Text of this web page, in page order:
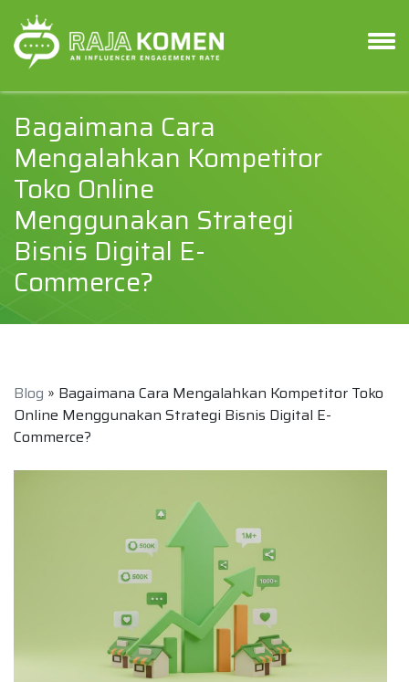
Bagaimana Cara
Mengalahkan Kompetitor
Toko Online
Menggunakan Strategi
Bisnis Digital E-
Commerce?
Blog » Bagaimana Cara Mengalahkan Kompetitor Toko
Online Menggunakan Strategi Bisnis Digital E-
Commerce?